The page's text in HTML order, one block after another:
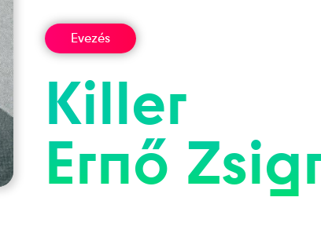
Evezés
Killer
Ernő